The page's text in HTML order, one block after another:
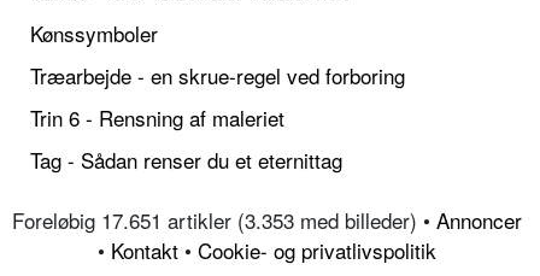
Kønssymboler
Træarbejde - en skrue-regel ved forboring
Trin 6 - Rensning af maleriet
Tag - Sådan renser du et eternittag
Foreløbig 17.651 artikler (3.353 med billeder) • Annoncer
• Kontakt • Cookie- og privatlivspolitik